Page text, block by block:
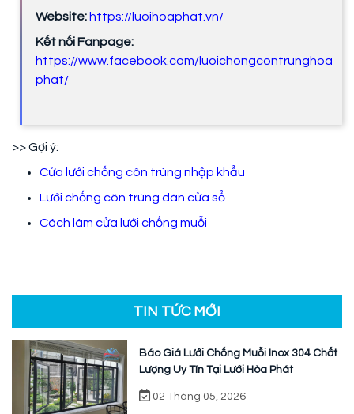
Website: https://luoihoaphat.vn/
Kết nối Fanpage:
https://www.facebook.com/luoichongcontrunghoa
phat/
>> Gợi ý:
Cửa lưới chống côn trùng nhập khẩu
Lưới chống côn trùng dán cửa sổ
Cách làm cửa lưới chống muỗi
TIN TỨC MỚI
Báo Giá Lưới Chống Muỗi Inox 304 Chất
Lượng Uy Tín Tại Lưới Hòa Phát
02 Tháng 05, 2026